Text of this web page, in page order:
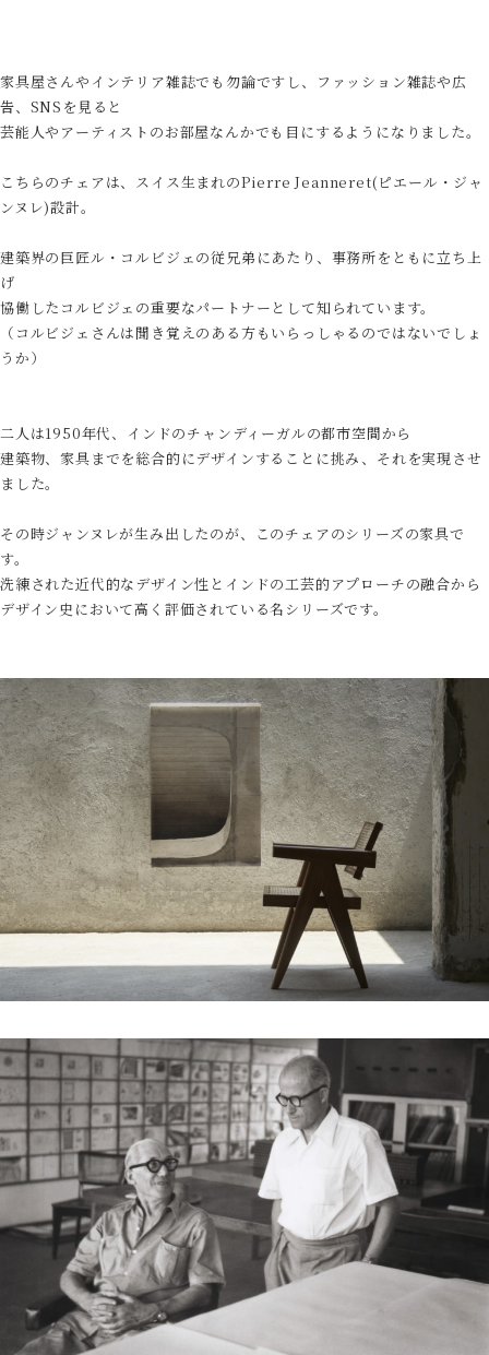
家具屋さんやインテリア雑誌でも勿論ですし、ファッション雑誌や広
告、SNSを見ると
芸能人やアーティストのお部屋なんかでも目にするようになりました。
こちらのチェアは、スイス生まれのPierre Jeanneret(ピエール・ジャ
ンヌレ)設計。
建築界の巨匠ル・コルビジェの従兄弟にあたり、事務所をともに立ち上
げ
協働したコルビジェの重要なパートナーとして知られています。
（コルビジェさんは聞き覚えのある方もいらっしゃるのではないでしょ
うか）
二人は1950年代、インドのチャンディーガルの都市空間から
建築物、家具までを総合的にデザインすることに挑み、それを実現させ
ました。
その時ジャンヌレが生み出したのが、このチェアのシリーズの家具で
す。
洗練された近代的なデザイン性とインドの工芸的アプローチの融合から
デザイン史において高く評価されている名シリーズです。